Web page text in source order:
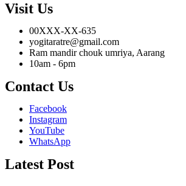
Visit Us
00XXX-XX-635
yogitaratre@gmail.com
Ram mandir chouk umriya, Aarang
10am - 6pm
Contact Us
Facebook
Instagram
YouTube
WhatsApp
Latest Post